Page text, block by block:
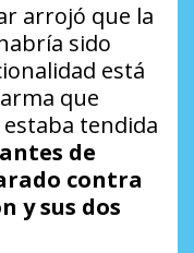
arrojó que la
sido
está
que
tendida
de
contra
y sus dos